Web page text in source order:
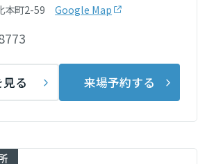
本町2-59 Google Map
る 来場予約する
ア